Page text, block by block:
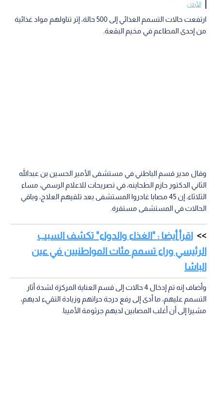
الأردن
ارتفعت حالات التسمم الغذائي إلى 500 حالة، إثر تناولهم مواد غذائية
من إحدى المطاعم في مخيم البقعة.
وقال مدير قسم الباطني في مستشفى الأمير الحسين بن عبدالله
الثاني الدكتور حازم الطحاينه، في تصريحات للاعلام الرسمي، مساء
الثلاثاء، إن 45 مصابا غادروا المستشفى بعد تلقيهم العلاج، وباقي
الحالات في المستشفى مستقرة.
اقرأ أيضا : "الغذاء والدواء" تكشف السبب
الرئيسي وراء تسمم مئات المواطنيين في عين
الباشا
وأضاف إنه تم إدخال 4 حالات إلى قسم العناية المركزة لشدة أثار
التسمم عليهم، ما أدى إلى رفع درجة حراتهم وزيادة التقيء لديهم،
مشيرا إلى أن أغلب المصابين لديهم جرثومة الأميبا.